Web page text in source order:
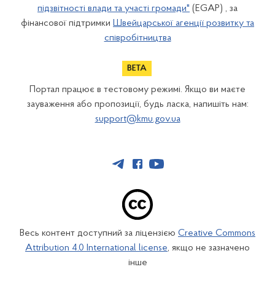
підзвітності влади та участі громади" (EGAP) , за
фінансової підтримки Швейцарської агенції розвитку та
співробітництва
Портал працює в тестовому режимі. Якщо ви маєте
зауваження або пропозиції, будь ласка, напишіть нам:
support@kmu.gov.ua
Весь контент доступний за ліцензією Creative Commons
Attribution 4.0 International license, якщо не зазначено
інше